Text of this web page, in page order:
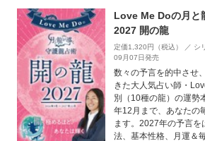
Love Me Doの月と
2027 開の龍
定価1,320円（税込） ／ シ
09月07日発売
数々の予言を的中させ
きた大人気占い師・
別（10種の龍）の運勢
年12月まで、あなたの
ます。2027年の予言を
法、基本性格、月運＆